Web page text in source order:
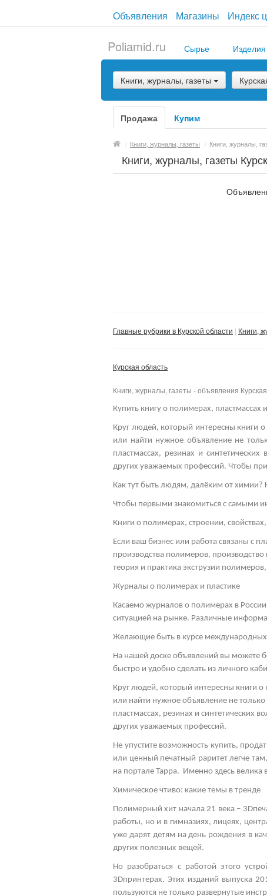
Объявления Магазины Индекс
Poliamid.ru Сырье Изделия
Книги, журналы, газеты
Продажа Купим
/ Книги, журналы, газеты / Книги, журналы,
Книги, журналы, газеты
Главные рубрики в Курской области Книги,
Курская область
Книги, журналы, газеты - объявления
Купить книгу о полимерах, пластмассах
Круг людей, который интересны книги
или найти нужное объявление не
пластмассах, резинах и
других уважаемых профессий. Чтобы
Как тут быть людям, далёким от химии?
Чтобы первыми знакомиться с самыми
Книги о полимерах, строении,
Если ваш бизнес или работа связаны с
производства полимеров,
теория и практика экструзии
Журналы о полимерах и пластике
Касаемо журналов о полимерах в
ситуацией на рынке. Различные
Желающие быть в курсе международных
На нашей доске объявлений вы можете
быстро и удобно сделать из личного
Круг людей, который интересны книги
или найти нужное объявление не
пластмассах, резинах и синтетических
других уважаемых профессий.
Не упустите возможность купить,
или ценный печатный раритет легче
на портале Тарра. Именно здесь велика
Химическое чтиво: какие темы в тренде
Полимерный хит начала 21 века – 3D
работы, но и в гимназиях, лицеях,
уже дарят детям на день рождения в
других полезных вещей.
Но разобраться с работой этого
3Dпринтерах. Этих изданий выпуска
пользуются не только развернутые